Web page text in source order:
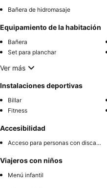
Bañera de hidromasaje
Equipamiento de la habitación
Bañera
Set para planchar
Ver más
Instalaciones deportivas
Billar
Fitness
Accesibilidad
Acceso para personas con discapacidad
Viajeros con niños
Menú infantil